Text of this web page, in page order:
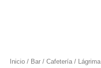
Inicio / Bar / Cafetería / Lágrima